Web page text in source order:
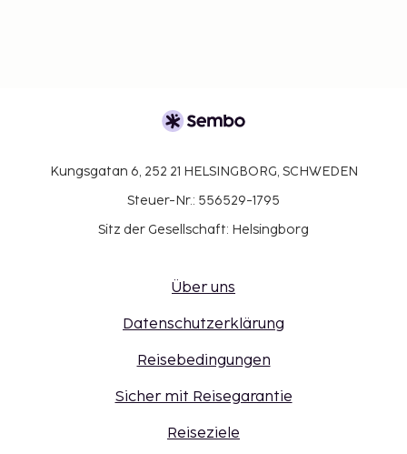
Kungsgatan 6, 252 21 HELSINGBORG, SCHWEDEN
Steuer-Nr.: 556529-1795
Sitz der Gesellschaft: Helsingborg
Über uns
Datenschutzerklärung
Reisebedingungen
Sicher mit Reisegarantie
Reiseziele